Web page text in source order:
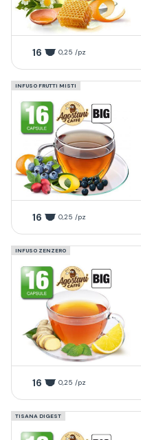
16 0,25 /pz
INFUSO FRUTTI MISTI
16 0,25 /pz
INFUSO ZENZERO
16 0,25 /pz
TISANA DIGEST